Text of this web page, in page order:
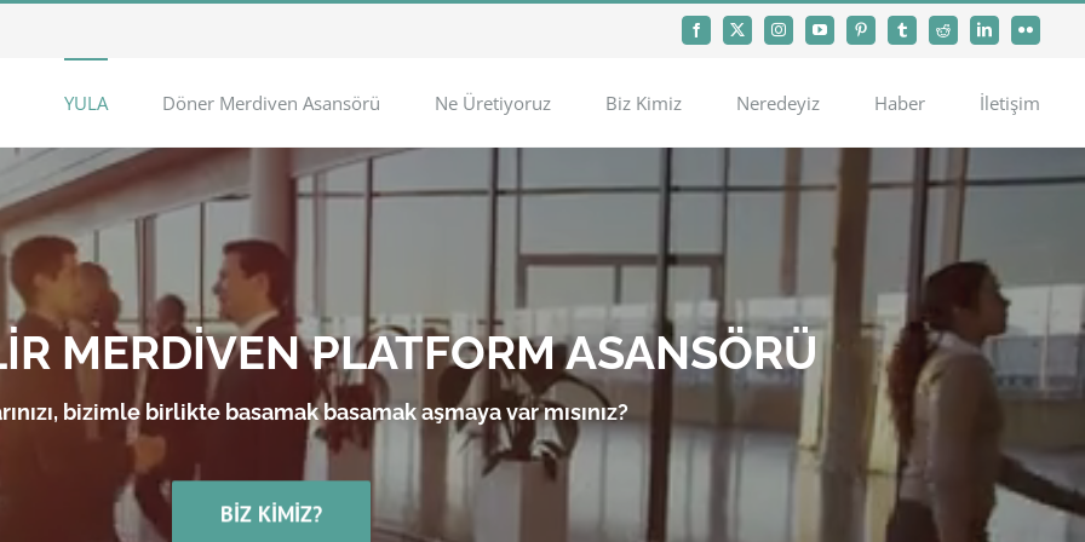
Facebook
X InstagramYouTubePinterestTumblrReddit LinkedInFlickr
YULA Döner Merdiven Asansörü Ne Üretiyoruz Biz Kimiz Neredeyiz Haber İletişim
MERDİVEN PLATFORM ASANSÖRÜ
bizimle birlikte basamak basamak aşmaya var mısınız?
BIZ KIMIZ?